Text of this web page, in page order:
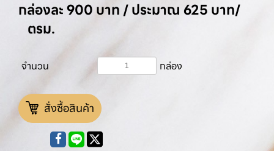
กล่องละ 900 บาท / ประมาณ 625 บาท/
ตรม.
จำนวน กล่อง
สั่งซื้อสินค้า